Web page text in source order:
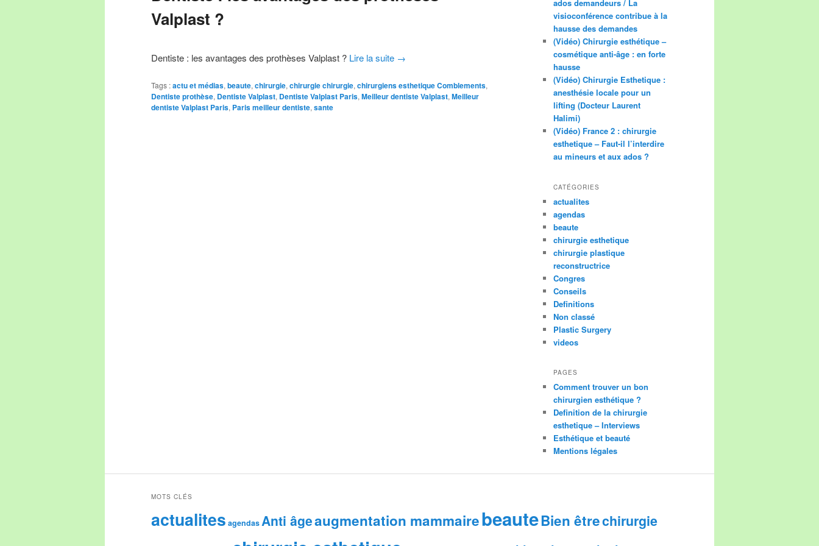
Valplast ?
Dentiste : les avantages des prothèses Valplast ? Lire la suite →
Tags :actu et médias, beaute, chirurgie, chirurgie chirurgie, chirurgiens esthetique Comblements,
Dentiste prothèse, Dentiste Valplast, Dentiste Valplast Paris, Meilleur dentiste Valplast, Meilleur
dentiste Valplast Paris, Paris meilleur dentiste, sante
ados demandeurs / La
visioconférence contribue à la
hausse des demandes
(Vidéo) Chirurgie esthétique –
cosmétique anti-âge : en forte
hausse
(Vidéo) Chirurgie Esthetique :
anesthésie locale pour un
lifting (Docteur Laurent
Halimi)
(Vidéo) France 2 : chirurgie
esthetique – Faut-il l’interdire
au mineurs et aux ados ?
CATÉGORIES
actualites
agendas
beaute
chirurgie esthetique
chirurgie plastique
reconstructrice
Congres
Conseils
Definitions
Non classé
Plastic Surgery
videos
PAGES
Comment trouver un bon
chirurgien esthétique ?
Definition de la chirurgie
esthetique – Interviews
Esthétique et beauté
Mentions légales
MOTS CLÉS
actualites agendas Anti âgeaugmentation mammairebeauteBien êtrechirurgie